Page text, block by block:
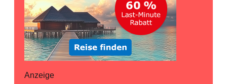
Anzeige